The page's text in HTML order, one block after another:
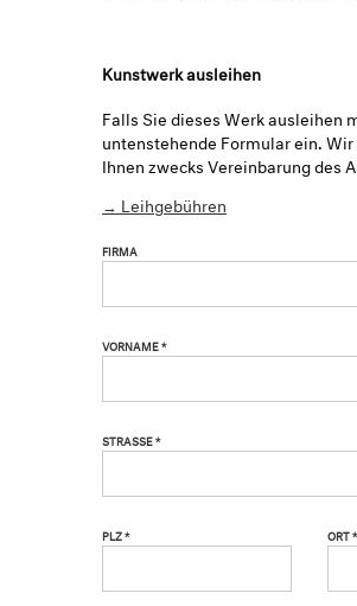
Kunstwerk ausleihen
Falls Sie dieses Werk ausleihen
untenstehende Formular ein.
Ihnen zwecks Vereinbarung des
→ Leihgebühren
FIRMA
VORNAME *
STRASSE *
PLZ * ORT *